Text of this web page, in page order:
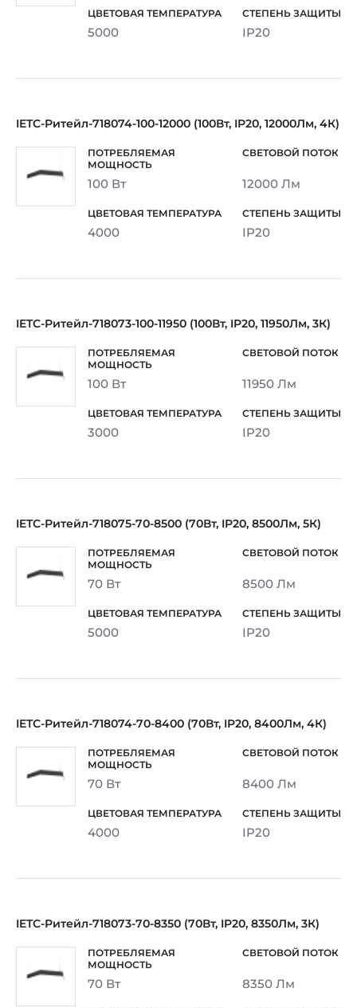
5000 IP20
IETC-Ритейл-718074-100-12000 (100Вт, IP20, 12000Лм, 4К)
100 Вт 12000 Лм
4000 IP20
IETC-Ритейл-718073-100-11950 (100Вт, IP20, 11950Лм, 3К)
100 Вт 11950 Лм
3000 IP20
IETC-Ритейл-718075-70-8500 (70Вт, IP20, 8500Лм, 5К)
70 Вт 8500 Лм
5000 IP20
IETC-Ритейл-718074-70-8400 (70Вт, IP20, 8400Лм, 4К)
70 Вт 8400 Лм
4000 IP20
IETC-Ритейл-718073-70-8350 (70Вт, IP20, 8350Лм, 3К)
70 Вт 8350 Лм